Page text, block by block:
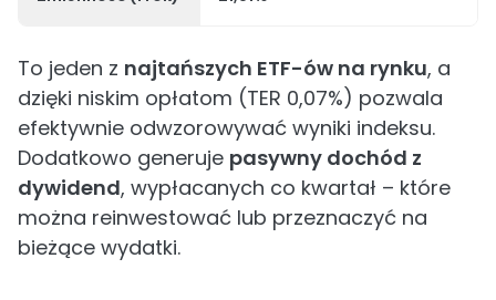
To jeden z najtańszych ETF-ów na rynku, a
dzięki niskim opłatom (TER 0,07%) pozwala
efektywnie odwzorowywać wyniki indeksu.
Dodatkowo generuje pasywny dochód z
dywidend, wypłacanych co kwartał – które
można reinwestować lub przeznaczyć na
bieżące wydatki.